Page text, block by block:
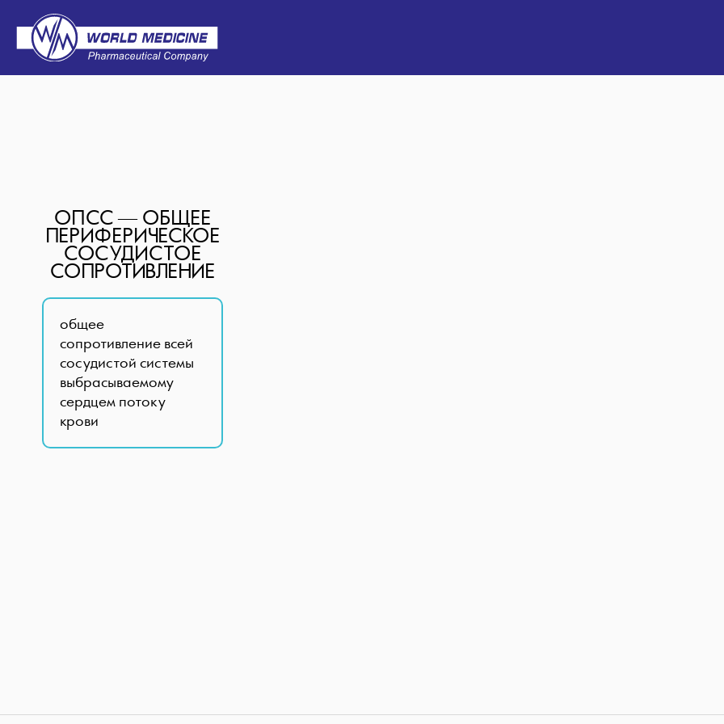
ОПСС — ОБЩЕЕ
ПЕРИФЕРИЧЕСКОЕ
СОСУДИСТОЕ
СОПРОТИВЛЕНИЕ
общее
сопротивление всей
сосудистой системы
выбрасываемому
сердцем потоку
крови